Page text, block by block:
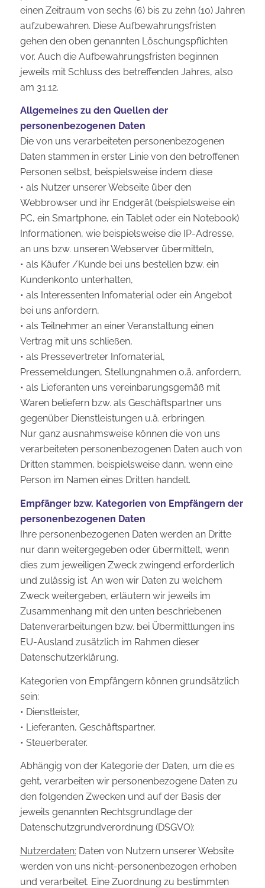
einen Zeitraum von sechs (6) bis zu zehn (10) Jahren
aufzubewahren. Diese Aufbewahrungsfristen
gehen den oben genannten Löschungspflichten
vor. Auch die Aufbewahrungsfristen beginnen
jeweils mit Schluss des betreffenden Jahres, also
am 31.12.
Allgemeines zu den Quellen der
personenbezogenen Daten
Die von uns verarbeiteten personenbezogenen
Daten stammen in erster Linie von den betroffenen
Personen selbst, beispielsweise indem diese
• als Nutzer unserer Webseite über den
Webbrowser und ihr Endgerät (beispielsweise ein
PC, ein Smartphone, ein Tablet oder ein Notebook)
Informationen, wie beispielsweise die IP-Adresse,
an uns bzw. unseren Webserver übermitteln,
• als Käufer /Kunde bei uns bestellen bzw. ein
Kundenkonto unterhalten,
• als Interessenten Infomaterial oder ein Angebot
bei uns anfordern,
• als Teilnehmer an einer Veranstaltung einen
Vertrag mit uns schließen,
• als Pressevertreter Infomaterial,
Pressemeldungen, Stellungnahmen o.ä. anfordern,
• als Lieferanten uns vereinbarungsgemäß mit
Waren beliefern bzw. als Geschäftspartner uns
gegenüber Dienstleistungen u.ä. erbringen.
Nur ganz ausnahmsweise können die von uns
verarbeiteten personenbezogenen Daten auch von
Dritten stammen, beispielsweise dann, wenn eine
Person im Namen eines Dritten handelt.
Empfänger bzw. Kategorien von Empfängern der
personenbezogenen Daten
Ihre personenbezogenen Daten werden an Dritte
nur dann weitergegeben oder übermittelt, wenn
dies zum jeweiligen Zweck zwingend erforderlich
und zulässig ist. An wen wir Daten zu welchem
Zweck weitergeben, erläutern wir jeweils im
Zusammenhang mit den unten beschriebenen
Datenverarbeitungen bzw. bei Übermittlungen ins
EU-Ausland zusätzlich im Rahmen dieser
Datenschutzerklärung.
Kategorien von Empfängern können grundsätzlich
sein:
• Dienstleister,
• Lieferanten, Geschäftspartner,
• Steuerberater.
Abhängig von der Kategorie der Daten, um die es
geht, verarbeiten wir personenbezogene Daten zu
den folgenden Zwecken und auf der Basis der
jeweils genannten Rechtsgrundlage der
Datenschutzgrundverordnung (DSGVO):
Nutzerdaten: Daten von Nutzern unserer Website
werden von uns nicht-personenbezogen erhoben
und verarbeitet. Eine Zuordnung zu bestimmten